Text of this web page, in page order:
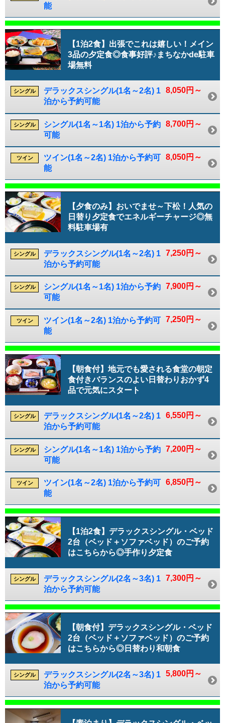
能
【1泊2食】出張でこれは嬉しい！メイン
3品の夕定食◎食事好評♪まちなかde駐車
場無料
8,050円～
シングル
デラックスシングル(1名～2名) 1
泊から予約可能
8,700円～
シングル
シングル(1名～1名) 1泊から予約
可能
8,050円～
ツイン
ツイン(1名～2名) 1泊から予約可
能
【夕食のみ】おいでませ～下松！人気の
日替り夕定食でエネルギーチャージ◎無
料駐車場有
7,250円～
シングル
デラックスシングル(1名～2名) 1
泊から予約可能
7,900円～
シングル
シングル(1名～1名) 1泊から予約
可能
7,250円～
ツイン
ツイン(1名～2名) 1泊から予約可
能
【朝食付】地元でも愛される食堂の朝定
食付きバランスのよい日替わりおかず4
品で元気にスタート
6,550円～
シングル
デラックスシングル(1名～2名) 1
泊から予約可能
7,200円～
シングル
シングル(1名～1名) 1泊から予約
可能
6,850円～
ツイン
ツイン(1名～2名) 1泊から予約可
能
【1泊2食】デラックスシングル・ベッド
2台（ベッド＋ソファベッド）のご予約
はこちらから◎手作り夕定食
7,300円～
シングル
デラックスシングル(2名～3名) 1
泊から予約可能
【朝食付】デラックスシングル・ベッド
2台（ベッド＋ソファベッド）のご予約
はこちらから◎日替わり和朝食
5,800円～
シングル
デラックスシングル(2名～3名) 1
泊から予約可能